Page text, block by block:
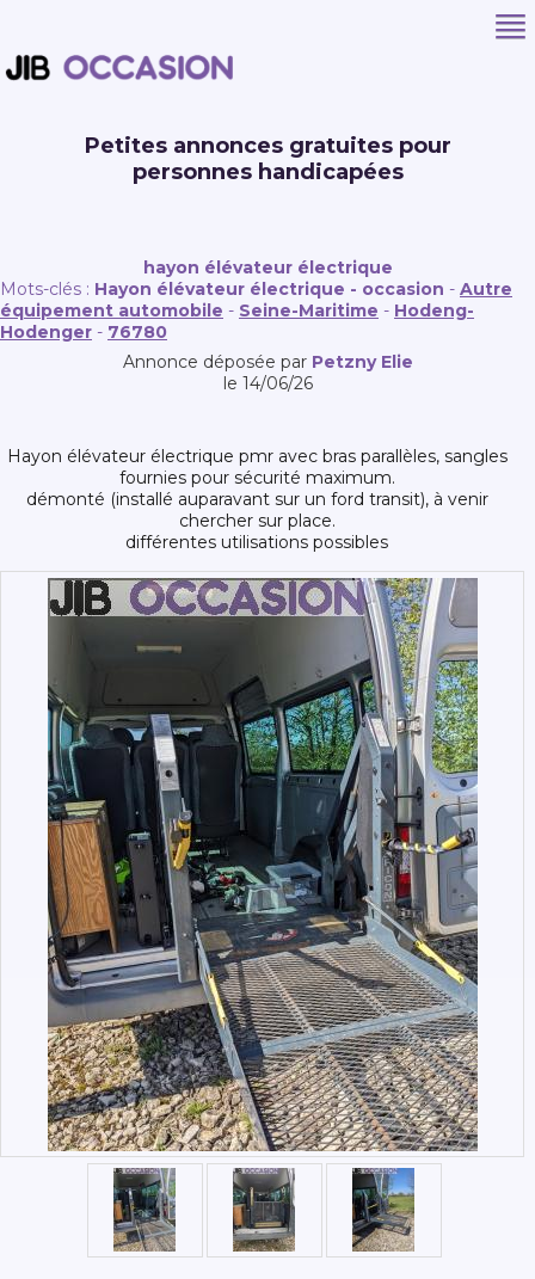
Petites annonces gratuites pour
personnes handicapées
hayon élévateur électrique
Mots-clés : Hayon élévateur électrique - occasion - Autre
équipement automobile - Seine-Maritime - Hodeng-
Hodenger - 76780
Annonce déposée par Petzny Elie
le 14/06/26
hayon élévateur électrique pmr avec bras parallèles, sangles
fournies pour sécurité maximum.
démonté (installé auparavant sur un ford transit), à venir
chercher sur place.
différentes utilisations possibles